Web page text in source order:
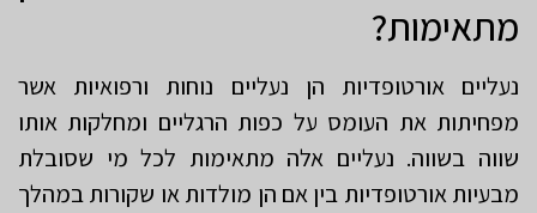
מתאימות?
נעליים אורטופדיות הן נעליים נוחות ורפואיות אשר
מפחיתות את העומס על כפות הרגליים ומחלקות אותו
שווה בשווה. נעליים אלה מתאימות לכל מי שסובלת
מבעיות אורטופדיות בין אם הן מולדות או שקורות במהלך